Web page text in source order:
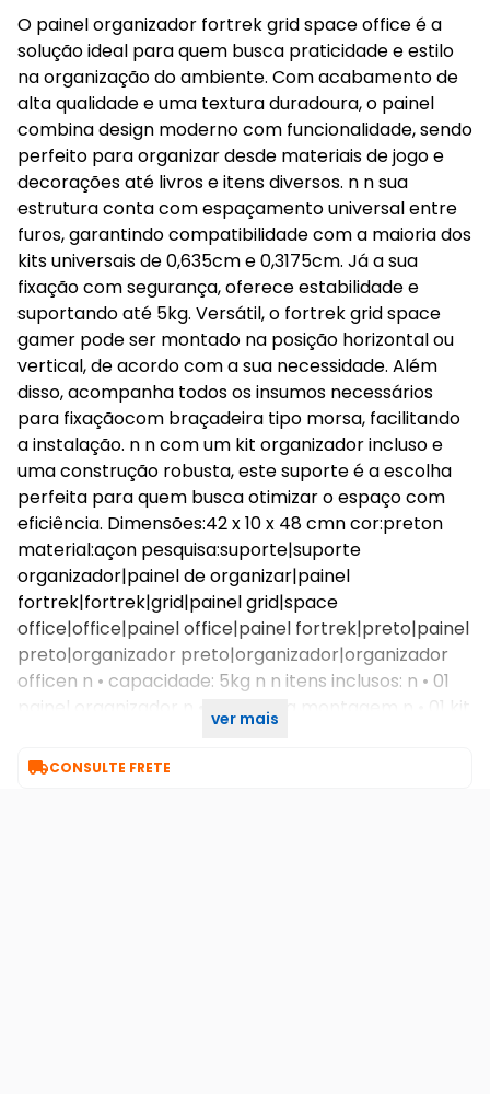
O painel organizador fortrek grid space office é a
solução ideal para quem busca praticidade e estilo
na organização do ambiente. Com acabamento de
alta qualidade e uma textura duradoura, o painel
combina design moderno com funcionalidade, sendo
perfeito para organizar desde materiais de jogo e
decorações até livros e itens diversos. n n sua
estrutura conta com espaçamento universal entre
furos, garantindo compatibilidade com a maioria dos
kits universais de 0,635cm e 0,3175cm. Já a sua
fixação com segurança, oferece estabilidade e
suportando até 5kg. Versátil, o fortrek grid space
gamer pode ser montado na posição horizontal ou
vertical, de acordo com a sua necessidade. Além
disso, acompanha todos os insumos necessários
para fixaçãocom braçadeira tipo morsa, facilitando
a instalação. n n com um kit organizador incluso e
uma construção robusta, este suporte é a escolha
perfeita para quem busca otimizar o espaço com
eficiência. Dimensões:42 x 10 x 48 cmn cor:preton
material:açon pesquisa:suporte|suporte
organizador|painel de organizar|painel
fortrek|fortrek|grid|painel grid|space
office|office|painel office|painel fortrek|preto|painel
preto|organizador preto|organizador|organizador
officen n • capacidade: 5kg n n itens inclusos: n • 01
painel organizador n • 01 kit para montagem n • 01 kit
ver mais
CONSULTE FRETE